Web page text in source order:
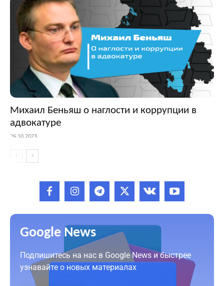
Михаил Беньяш о наглости и коррупции в
адвокатуре
26.10.2023
Google News
Подпишитесь на нас в Google News и быстрее
узнавайте о новых материалах